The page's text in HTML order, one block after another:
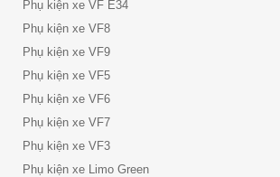
Phụ kiện xe VF E34
Phụ kiện xe VF8
Phụ kiện xe VF9
Phụ kiện xe VF5
Phụ kiện xe VF6
Phụ kiện xe VF7
Phụ kiện xe VF3
Phụ kiện xe Limo Green